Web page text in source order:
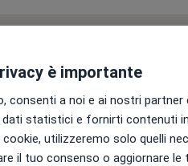
in Dermatologia e
con 50/50 e lode
è importante
consenti a noi e ai nostri
statistici e fornirti contenuti
utilizzeremo solo quelli
il tuo consenso o aggiornare